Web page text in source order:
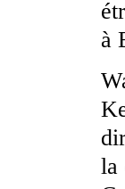
à
la